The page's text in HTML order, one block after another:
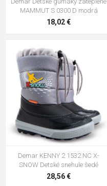
MAMMUT S 0300 D modrá
18,02 €
Demar KENNY 2 1532 NC X-
SNOW Detské snehule šedé
28,56 €